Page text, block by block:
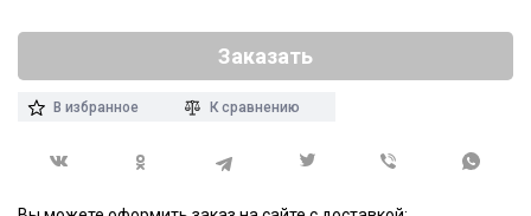
Заказать
В избранное К сравнению